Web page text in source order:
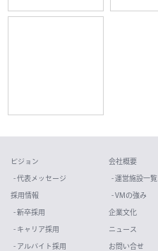
ビジョン
- 代表メッセージ
採用情報
- 新卒採用
- キャリア採用
- アルバイト採用
会社概要
- 運営施設一覧
- VMの強み
企業文化
ニュース
お問い合せ